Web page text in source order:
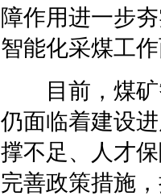
障作用进一步
智能化采煤工
目前，煤矿
仍面临着建设
撑不足、人才
完善政策措施